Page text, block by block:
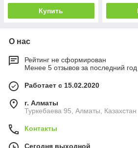
Купить
О нас
Рейтинг не сформирован
Менее 5 отзывов за последний год
Работает с 15.02.2020
г. Алматы
Туркебаева 95, Алматы, Казахстан
Контакты
Сегодня выходной